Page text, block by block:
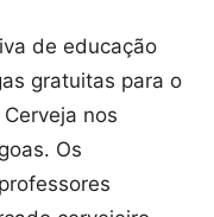
de educação
gratuitas para o
nos
Os